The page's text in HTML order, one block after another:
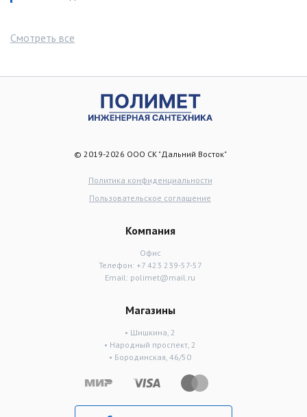
Смотреть все
© 2019-2026 ООО СК "Дальний Восток"
Политика конфиденциальности
Пользовательское соглашение
Компания
Офис
Телефон: +7 423 239-57-57
Email: polimet@mail.ru
Магазины
• Шишкина, 2
• Народный проспект, 2
• Бородинская, 46/50